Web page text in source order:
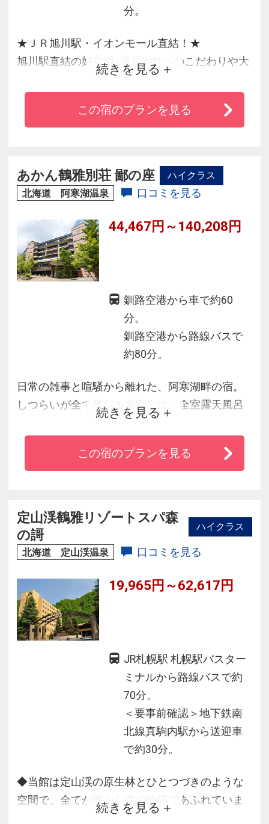
分。
★ＪＲ旭川駅・イオンモール直結！★
旭川駅直結の好立地♪寝具や枕へのこだわりや大
好評の選べる枕コーナー、
大浴場やくつろぎの専用ラウンジを完備。極上
の『眠り』を是非ご体験ください。
続きを見る
この宿のプランを見る
あかん鶴雅別荘 鄙の座
ハイクラス
北海道 阿寒湖温泉
口コミを見る
44,467円～140,208円
釧路空港から車で約60
分。
釧路空港から路線バスで
約80分。
日常の雑事と喧騒から離れた、阿寒湖畔の宿。
しつらいが全て異なる客室には、全室露天風呂
道東の旬食材で仕立てた和会席も上質な旅を彩
続きを見る
この宿のプランを見る
定山渓鶴雅リゾートスパ森
の謌
ハイクラス
北海道 定山渓温泉 口コミを見る
19,965円～62,617円
JR札幌駅 札幌駅バスター
ミナルから路線バスで約
70分。
＜要事前確認＞地下鉄南
北線真駒内駅から送迎車
で約30分。
◆当館は定山渓の原生林とひとつづきのような
空間で、全てが豊かな森の物語であふれていま
続きを見る